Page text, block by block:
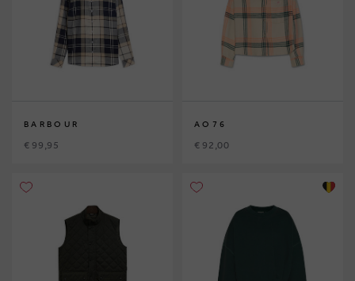
BARBOUR
€ 99,95
AO76
€ 92,00